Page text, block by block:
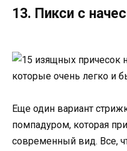
13. Пикси с
Еще один вариант
помпадуром, которая
современный вид. Все,